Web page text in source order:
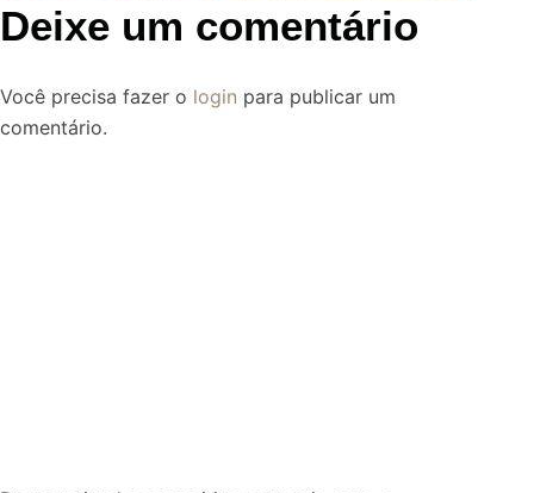
Deixe um comentário
Você precisa fazer o login para publicar um
comentário.